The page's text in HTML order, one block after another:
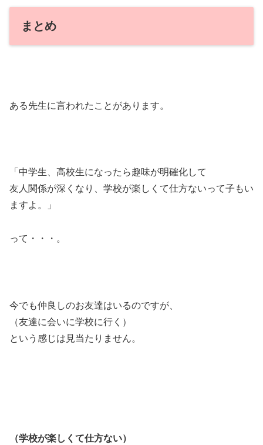
まとめ
ある先生に言われたことがあります。
「中学生、高校生になったら趣味が明確化して
友人関係が深くなり、学校が楽しくて仕方ないって子もい
ますよ。」
って・・・。
今でも仲良しのお友達はいるのですが、
（友達に会いに学校に行く）
という感じは見当たりません。
（学校が楽しくて仕方ない）